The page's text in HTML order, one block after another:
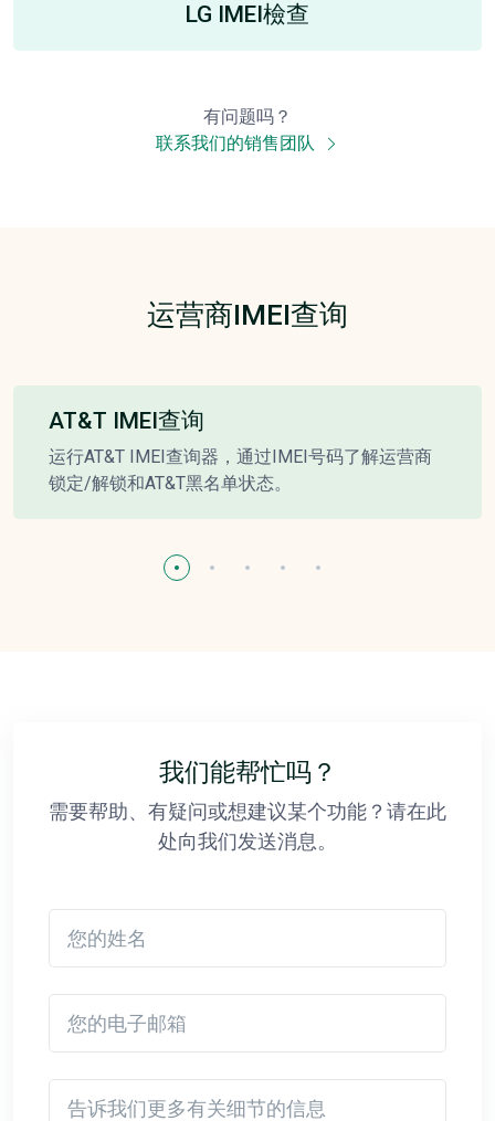
LG IMEI檢查
有问题吗？
联系我们的销售团队
运营商IMEI查询
AT&T IMEI查询
运行AT&T IMEI查询器，通过IMEI号码了解运营商
锁定/解锁和AT&T黑名单状态。
我们能帮忙吗？
需要帮助、有疑问或想建议某个功能？请在此
处向我们发送消息。